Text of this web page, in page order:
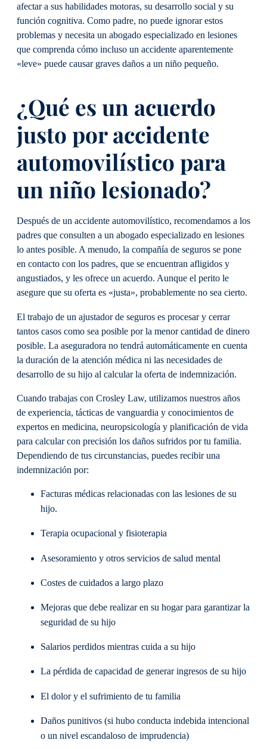
afectar a sus habilidades motoras, su desarrollo social y su
función cognitiva. Como padre, no puede ignorar estos
problemas y necesita un abogado especializado en lesiones
que comprenda cómo incluso un accidente aparentemente
«leve» puede causar graves daños a un niño pequeño.
¿Qué es un acuerdo
justo por accidente
automovilístico para
un niño lesionado?
Después de un accidente automovilístico, recomendamos a los
padres que consulten a un abogado especializado en lesiones
lo antes posible. A menudo, la compañía de seguros se pone
en contacto con los padres, que se encuentran afligidos y
angustiados, y les ofrece un acuerdo. Aunque el perito le
asegure que su oferta es «justa», probablemente no sea cierto.
El trabajo de un ajustador de seguros es procesar y cerrar
tantos casos como sea posible por la menor cantidad de dinero
posible. La aseguradora no tendrá automáticamente en cuenta
la duración de la atención médica ni las necesidades de
desarrollo de su hijo al calcular la oferta de indemnización.
Cuando trabajas con Crosley Law, utilizamos nuestros años
de experiencia, tácticas de vanguardia y conocimientos de
expertos en medicina, neuropsicología y planificación de vida
para calcular con precisión los daños sufridos por tu familia.
Dependiendo de tus circunstancias, puedes recibir una
indemnización por:
Facturas médicas relacionadas con las lesiones de su
hijo.
Terapia ocupacional y fisioterapia
Asesoramiento y otros servicios de salud mental
Costes de cuidados a largo plazo
Mejoras que debe realizar en su hogar para garantizar la
seguridad de su hijo
Salarios perdidos mientras cuida a su hijo
La pérdida de capacidad de generar ingresos de su hijo
El dolor y el sufrimiento de tu familia
Daños punitivos (si hubo conducta indebida intencional
o un nivel escandaloso de imprudencia)